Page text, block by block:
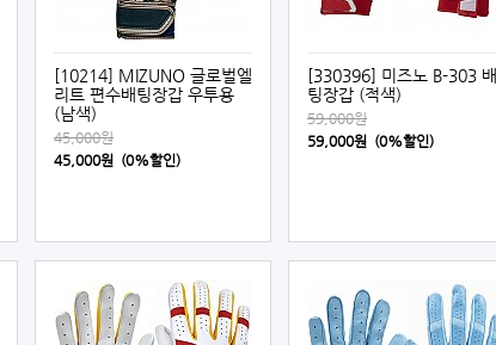
[10214] MIZUNO 글로벌엘
리트 편수배팅장갑 우투용
(남색)
45,000원
45,000원 (0%할인)
[330396] 미즈노 B-303 배
팅장갑 (적색)
59,000원
59,000원 (0%할인)